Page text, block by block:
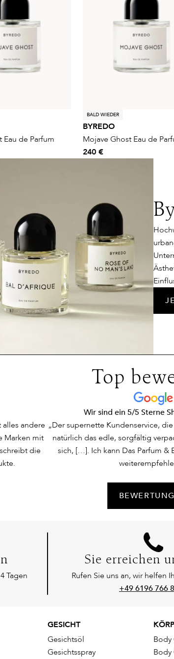
Eau de Parfum
BALD WIEDER
BYREDO
Mojave Ghost Eau de
240 €
Top
alles andere
Marken mit
die
Wir sind ein 5/5
„Der supernette Kundenservice,
natürlich das edle, sorgfältig
sich, […]. Ich kann Das Parfum &
Tagen
Sie erreichen
Rufen Sie uns an, wir helfen
+49 6196 766
GESICHT
Gesichtsöl
Gesichtsspray
Body
Body